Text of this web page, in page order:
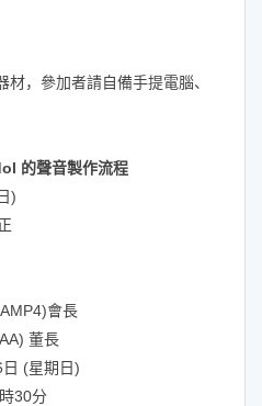
材，參加者請自備手提電腦、
的聲音製作流程
)
會長
董長
(星期日)
30分